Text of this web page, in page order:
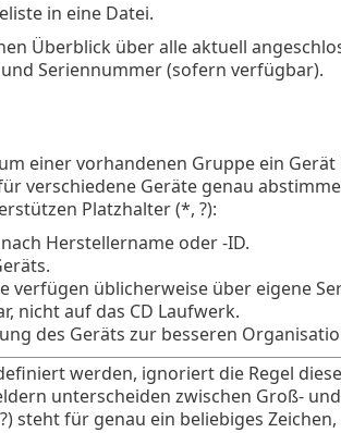
in eine Datei.
Überblick über alle aktuell
Seriennummer (sofern verfügbar).
einer vorhandenen Gruppe ein
verschiedene Geräte genau
Platzhalter (*, ?):
Herstellername oder -ID.
verfügen üblicherweise über eigene
nicht auf das CD Laufwerk.
des Geräts zur besseren
werden, ignoriert die Regel
unterscheiden zwischen Groß-
steht für genau ein beliebiges